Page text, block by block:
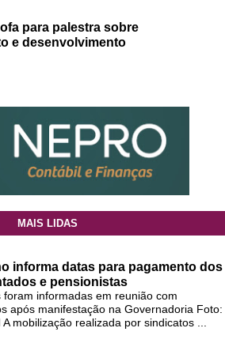
para palestra sobre
e desenvolvimento
MAIS LIDAS
informa datas para pagamento dos
e pensionistas
foram informadas em reunião com
após manifestação na Governadoria Foto:
A mobilização realizada por sindicatos ...